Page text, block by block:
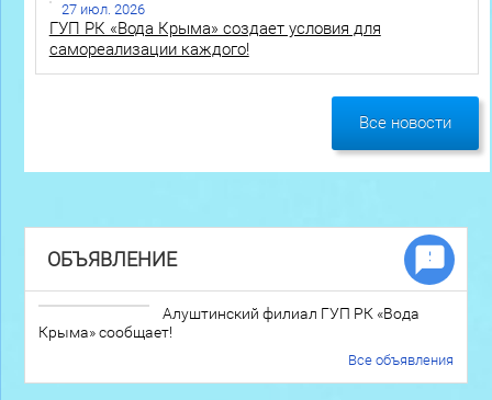
27 июл. 2026
ГУП РК «Вода Крыма» создает условия для
самореализации каждого!
Все новости
ОБЪЯВЛЕНИЕ
Алуштинский филиал ГУП РК «Вода
Крыма» сообщает!
Все объявления